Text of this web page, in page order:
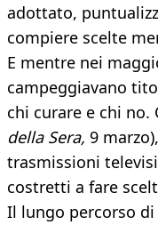
adottato,
compiere scelte
E mentre nei
campeggiavano
chi curare e chi no.
della Sera, 9
trasmissioni
costretti a fare
Il lungo percorso di